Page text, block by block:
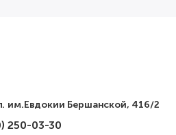
им.Евдокии Бершанской, 416/2
250-03-30